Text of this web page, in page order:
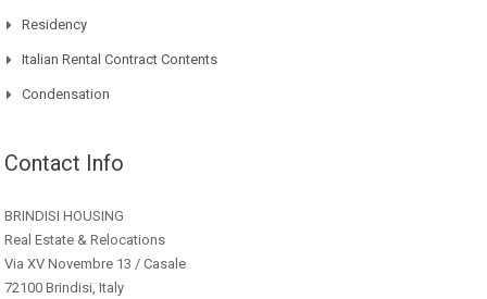
Residency
Italian Rental Contract Contents
Condensation
Contact Info
BRINDISI HOUSING
Real Estate & Relocations
Via XV Novembre 13 / Casale
72100 Brindisi, Italy